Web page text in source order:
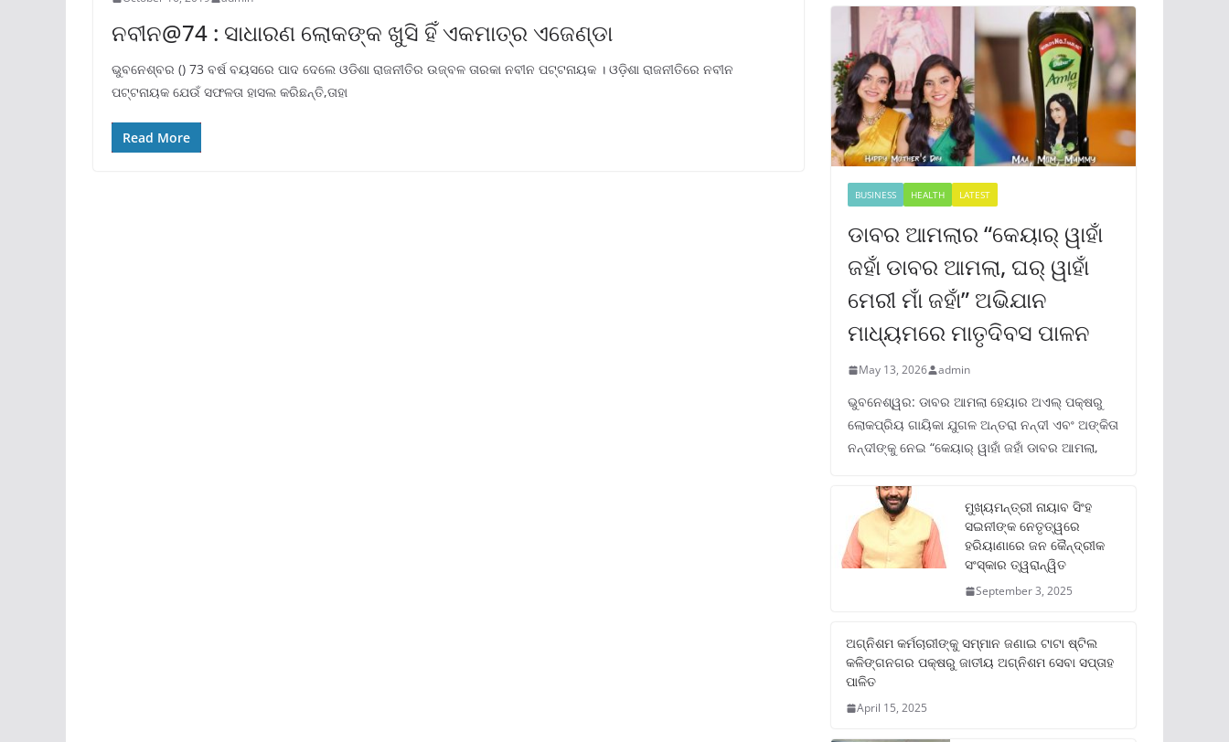
ନବୀନ@74 : ସାଧାରଣ ଲୋକଙ୍କ ଖୁସି ହିଁ ଏକମାତ୍ର ଏଜେଣ୍ଡା
ଭୁବନେଶ୍ବର () 73 ବର୍ଷ ବୟସରେ ପାଦ ଦେଲେ ଓଡିଶା ରାଜନୀତିର ଉଜ୍ବଳ ତାରକା ନବୀନ ପଟ୍ଟନାୟକ । ଓଡ଼ିଶା ରାଜନୀତିରେ ନବୀନ
ପଟ୍ଟନାୟକ ଯେଉଁ ସଫଳତା ହାସଲ କରିଛନ୍ତି,ତାହା
Read More
BUSINESS HEALTH LATEST
ଡାବର ଆମଲାର “କେୟାର୍ ୱାହାଁ
ଜହାଁ ଡାବର ଆମଲା, ଘର୍ ୱାହାଁ
ମେରୀ ମାଁ ଜହାଁ” ଅଭିଯାନ
ମାଧ୍ୟମରେ ମାତୃଦିବସ ପାଳନ
May 13, 2026 admin
ଭୁବନେଶ୍ୱର: ଡାବର ଆମଲା ହେୟାର ଅଏଲ୍ ପକ୍ଷରୁ
ଲୋକପ୍ରିୟ ଗାୟିକା ଯୁଗଳ ଅନ୍ତରା ନନ୍ଦୀ ଏବଂ ଅଙ୍କିତା
ନନ୍ଦୀଙ୍କୁ ନେଇ “କେୟାର୍ ୱାହାଁ ଜହାଁ ଡାବର ଆମଲା,
ମୁଖ୍ୟମନ୍ତ୍ରୀ ନାୟାବ ସିଂହ
ସଇନୀଙ୍କ ନେତୃତ୍ୱରେ
ହରିୟାଣାରେ ଜନ କୈନ୍ଦ୍ରୀକ
ସଂସ୍କାର ତ୍ୱରାନ୍ୱିତ
September 3, 2025
ଅଗ୍ନିଶମ କର୍ମଚାରୀଙ୍କୁ ସମ୍ମାନ ଜଣାଇ ଟାଟା ଷ୍ଟିଲ
କଳିଙ୍ଗନଗର ପକ୍ଷରୁ ଜାତୀୟ ଅଗ୍ନିଶମ ସେବା ସପ୍ତାହ
ପାଳିତ
April 15, 2025